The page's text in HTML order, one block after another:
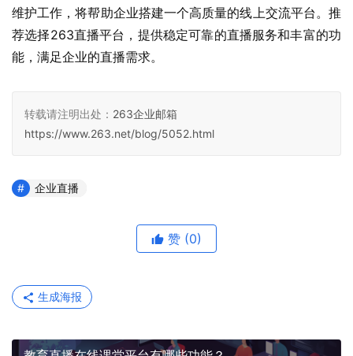
维护工作，将帮助企业搭建一个高质量的线上交流平台。推
荐选择263直播平台，提供稳定可靠的直播服务和丰富的功
能，满足企业的直播需求。
转载请注明出处： 263企业邮箱
https://www.263.net/blog/5052.html
企业直播
赞 (0)
生成海报